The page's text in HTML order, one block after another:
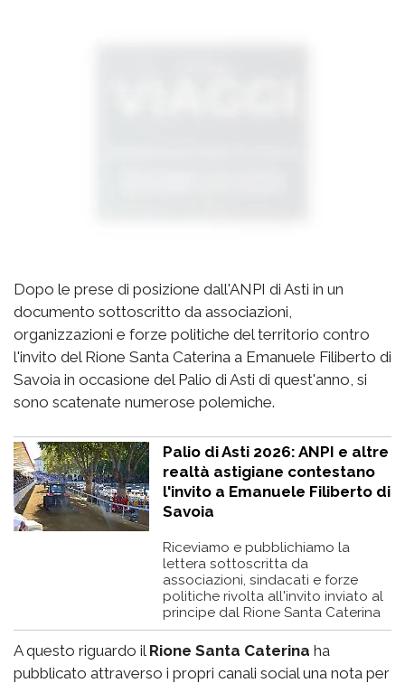
Dopo le prese di posizione dall'ANPI di Asti in un
documento sottoscritto da associazioni,
organizzazioni e forze politiche del territorio contro
l'invito del Rione Santa Caterina a Emanuele Filiberto di
Savoia in occasione del Palio di Asti di quest'anno, si
sono scatenate numerose polemiche.
Palio di Asti 2026: ANPI e altre
realtà astigiane contestano
l'invito a Emanuele Filiberto di
Savoia
Riceviamo e pubblichiamo la
lettera sottoscritta da
associazioni, sindacati e forze
politiche rivolta all'invito inviato al
principe dal Rione Santa Caterina
A questo riguardo il Rione Santa Caterina ha
pubblicato attraverso i propri canali social una nota per